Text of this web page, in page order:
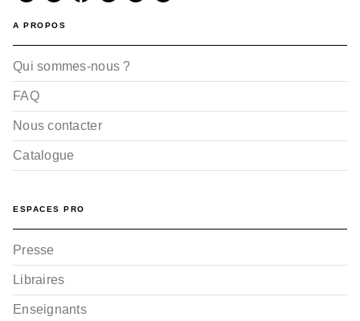
A PROPOS
Qui sommes-nous ?
FAQ
Nous contacter
Catalogue
ESPACES PRO
Presse
Libraires
Enseignants